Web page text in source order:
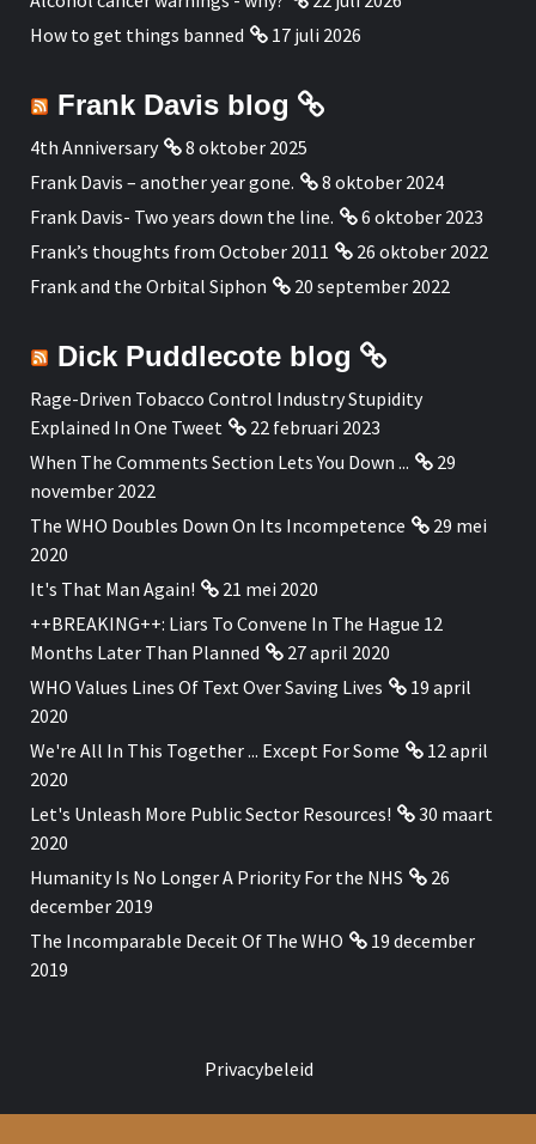
How to get things banned
17 juli 2026
Frank Davis blog
4th Anniversary
8 oktober 2025
Frank Davis – another year gone.
8 oktober 2024
Frank Davis- Two years down the line.
6 oktober 2023
Frank’s thoughts from October 2011
26 oktober 2022
Frank and the Orbital Siphon
20 september 2022
Dick Puddlecote blog
Rage-Driven Tobacco Control Industry Stupidity
Explained In One Tweet
22 februari 2023
When The Comments Section Lets You Down ...
29
november 2022
The WHO Doubles Down On Its Incompetence
29 mei
2020
It's That Man Again!
21 mei 2020
++BREAKING++: Liars To Convene In The Hague 12
Months Later Than Planned
27 april 2020
WHO Values Lines Of Text Over Saving Lives
19 april
2020
We're All In This Together ... Except For Some
12 april
2020
Let's Unleash More Public Sector Resources!
30 maart
2020
Humanity Is No Longer A Priority For the NHS
26
december 2019
The Incomparable Deceit Of The WHO
19 december
2019
Privacybeleid